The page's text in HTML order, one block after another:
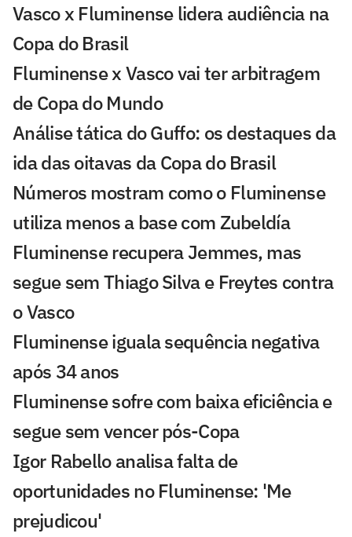
Vasco x Fluminense lidera audiência na
Copa do Brasil
Fluminense x Vasco vai ter arbitragem
de Copa do Mundo
Análise tática do Guffo: os destaques da
ida das oitavas da Copa do Brasil
Números mostram como o Fluminense
utiliza menos a base com Zubeldía
Fluminense recupera Jemmes, mas
segue sem Thiago Silva e Freytes contra
o Vasco
Fluminense iguala sequência negativa
após 34 anos
Fluminense sofre com baixa eficiência e
segue sem vencer pós-Copa
Igor Rabello analisa falta de
oportunidades no Fluminense: 'Me
prejudicou'